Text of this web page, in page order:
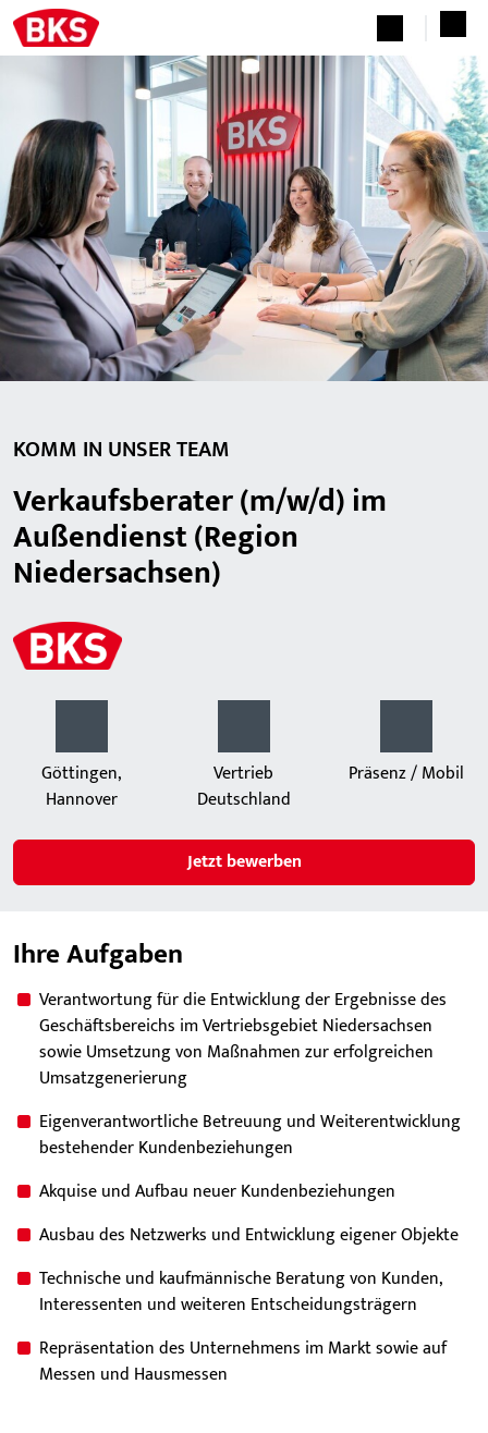
KOMM IN UNSER TEAM
Verkaufsberater (m/w/d) im
Außendienst (Region
Niedersachsen)
Göttingen,
Hannover
Vertrieb
Deutschland
Präsenz / Mobil
Jetzt bewerben
Ihre Aufgaben
Verantwortung für die Entwicklung der Ergebnisse des
Geschäftsbereichs im Vertriebsgebiet Niedersachsen
sowie Umsetzung von Maßnahmen zur erfolgreichen
Umsatzgenerierung
Eigenverantwortliche Betreuung und Weiterentwicklung
bestehender Kundenbeziehungen
Akquise und Aufbau neuer Kundenbeziehungen
Ausbau des Netzwerks und Entwicklung eigener Objekte
Technische und kaufmännische Beratung von Kunden,
Interessenten und weiteren Entscheidungsträgern
Repräsentation des Unternehmens im Markt sowie auf
Messen und Hausmessen